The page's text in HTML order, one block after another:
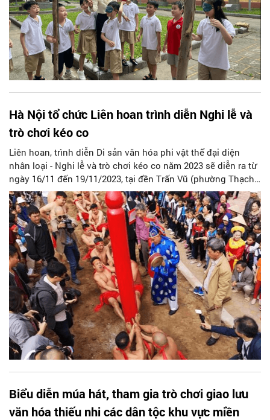
Hà Nội tổ chức Liên hoan trình diễn Nghi lễ và
trò chơi kéo co
Liên hoan, trình diễn Di sản văn hóa phi vật thể đại diện
nhân loại - Nghi lễ và trò chơi kéo co năm 2023 sẽ diễn ra từ
ngày 16/11 đến 19/11/2023, tại đền Trấn Vũ (phường Thạch
Bàn, quận Long Biên) và khu vực vườn hoa đền Bà Kiệu phố
đi bộ hồ Hoàn Kiếm.
Biểu diễn múa hát, tham gia trò chơi giao lưu
văn hóa thiếu nhi các dân tộc khu vực miền